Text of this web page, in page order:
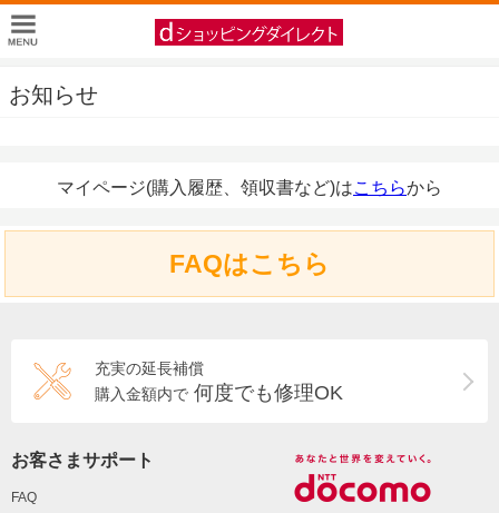
お知らせ
マイページ(購入履歴、領収書など)はこちらから
FAQはこちら
充実の延長補償
購入金額内で 何度でも修理OK
お客さまサポート
FAQ